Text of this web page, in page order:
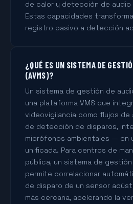
de calor y detección de
Estas capacidades
registro pasivo a detección
¿QUÉ ES UN SISTEMA DE
(AVMS)?
Un sistema de gestión de
una plataforma VMS que
videovigilancia como flujos
de detección de disparos,
micrófonos ambientales — en
unificada. Para centros de
pública, un sistema de
permite correlacionar
de disparo de un sensor
más cercana, acelerando la